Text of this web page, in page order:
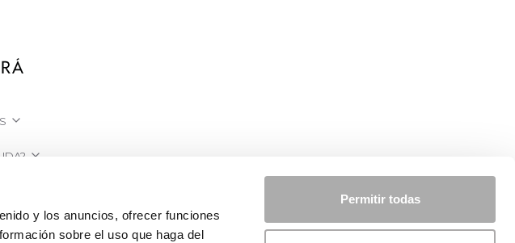
y los anuncios, ofrecer funciones
sobre el uso que haga del
Permitir todas